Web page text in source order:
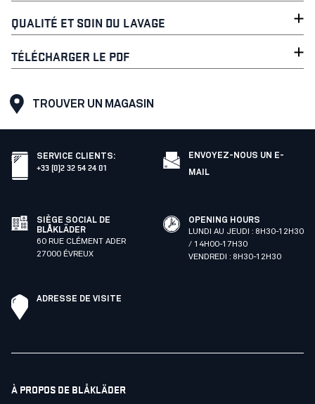
QUALITÉ ET SOIN DU LAVAGE
TÉLÉCHARGER LE PDF
TROUVER UN MAGASIN
SERVICE CLIENTS:
+33 (0)2 32 54 24 01
ENVOYEZ-NOUS UN E-
MAIL
SIÈGE SOCIAL DE
BLÅKLÄDER
60 RUE CLÉMENT ADER
27000 ÉVREUX
OPENING HOURS
LUNDI AU JEUDI : 8H30-12H30
/ 14H00-17H30
VENDREDI : 8H30-12H30
ADRESSE DE VISITE
À PROPOS DE BLÅKLÄDER